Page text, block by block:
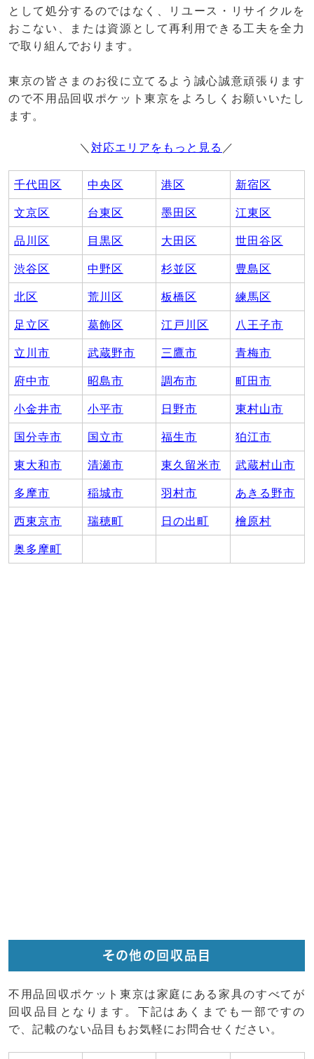
として処分するのではなく、リユース・リサイクルを
おこない、または資源として再利用できる工夫を全力
で取り組んでおります。
東京の皆さまのお役に立てるよう誠心誠意頑張ります
ので不用品回収ポケット東京をよろしくお願いいたし
ます。
＼ 対応エリアをもっと見る ／
千代田区 中央区 港区 新宿区
文京区 台東区 墨田区 江東区
品川区 目黒区 大田区 世田谷区
渋谷区 中野区 杉並区 豊島区
北区 荒川区 板橋区 練馬区
足立区 葛飾区 江戸川区 八王子市
立川市 武蔵野市 三鷹市 青梅市
府中市 昭島市 調布市 町田市
小金井市 小平市 日野市 東村山市
国分寺市 国立市 福生市 狛江市
東大和市 清瀬市 東久留米市 武蔵村山市
多摩市 稲城市 羽村市 あきる野市
西東京市 瑞穂町 日の出町 檜原村
奥多摩町
その他の回収品目
不用品回収ポケット東京は家庭にある家具のすべてが
回収品目となります。下記はあくまでも一部ですの
で、記載のない品目もお気軽にお問合せください。